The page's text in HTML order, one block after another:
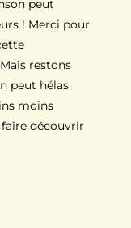
peut
! Merci pour
restons
peut hélas
moins
découvrir